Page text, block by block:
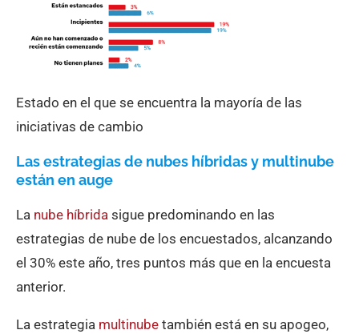
Estado en el que se encuentra la mayoría de las
iniciativas de cambio
Las estrategias de nubes híbridas y multinube
están en auge
La nube híbrida sigue predominando en las
estrategias de nube de los encuestados, alcanzando
el 30% este año, tres puntos más que en la encuesta
anterior.
La estrategia multinube también está en su apogeo,